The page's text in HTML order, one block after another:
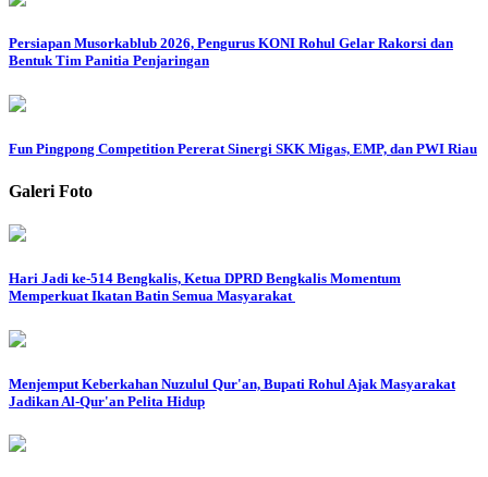
Persiapan Musorkablub 2026, Pengurus KONI Rohul Gelar Rakorsi dan
Bentuk Tim Panitia Penjaringan
Fun Pingpong Competition Pererat Sinergi SKK Migas, EMP, dan PWI Riau
Galeri Foto
Hari Jadi ke-514 Bengkalis, Ketua DPRD Bengkalis Momentum
Memperkuat Ikatan Batin Semua Masyarakat
Menjemput Keberkahan Nuzulul Qur'an, Bupati Rohul Ajak Masyarakat
Jadikan Al-Qur'an Pelita Hidup